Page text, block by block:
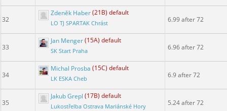
32
Zdeněk Haber(21B) default
LO TJ SPARTAK Chrást 6.99 after 72
33
Jan Menger(15A) default
SK Start Praha 6.96 after 72
34
Michal Prosba (15C) default
LK ESKA Cheb 6.9 after 72
35
Jakub Grepl (17B) default
Lukostřelba Ostrava Mariánské Hory 5.24 after 72